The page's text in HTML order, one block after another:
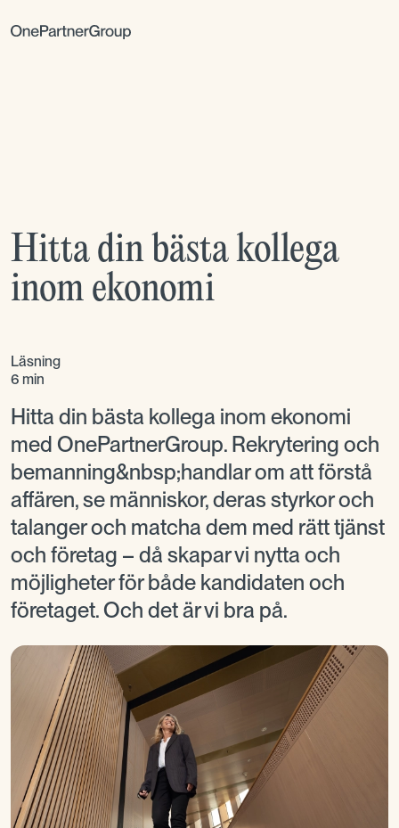
Hitta din bästa kollega
inom ekonomi
Läsning
6 min
Hitta din bästa kollega inom ekonomi
med OnePartnerGroup. Rekrytering och
bemanning&nbsp;handlar om att förstå
affären, se människor, deras styrkor och
talanger och matcha dem med rätt tjänst
och företag – då skapar vi nytta och
möjligheter för både kandidaten och
företaget. Och det är vi bra på.